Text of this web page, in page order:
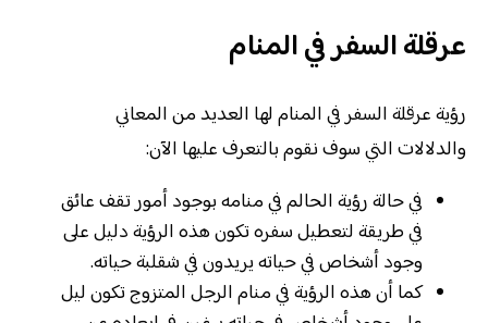
عرقلة السفر في المنام
رؤية عرقلة السفر في المنام لها العديد من المعاني
والدلالات التي سوف نقوم بالتعرف عليها الآن:
في حالة رؤية الحالم في منامه بوجود أمور تقف عائق
في طريقة لتعطيل سفره تكون هذه الرؤية دليل على
وجود أشخاص في حياته يريدون في شقلبة حياته.
كما أن هذه الرؤية في منام الرجل المتزوج تكون ليل